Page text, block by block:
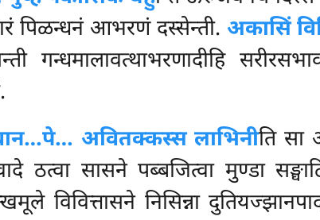
पिळन्धनं आभरणं दस्सेन्ती. अकासिं
गन्धमालावत्थाभरणादीहि
अवितक्कस्स लाभिनीति सा
ठत्वा सासने पब्बजित्वा मुण्डा
विवित्तासने निसिन्ना